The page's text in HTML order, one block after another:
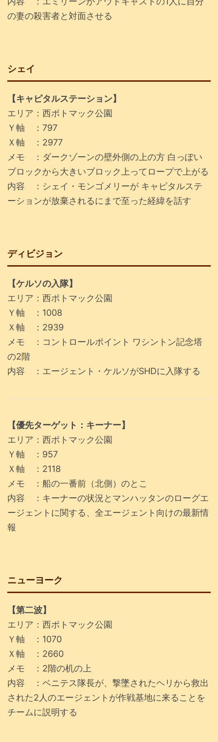
の妻の殺害者と対面させる
シェイ
【キャピタルステーション】
エリア：西ポトマック公園
Ｙ軸 ：797
Ｘ軸 ：2977
メモ ：ダークゾーンの壁外側の上の方 白っぽい
ブロックから大きいブロック上ってロープで上がる
内容 ：シェイ・モンゴメリーが キャピタルステ
ーションが放棄されるにまで至った経緯を話す
ディビジョン
【ケルソの入隊】
エリア：西ポトマック公園
Ｙ軸 ：1008
Ｘ軸 ：2939
メモ ：コントロールポイント ワシントン記念塔
の2階
内容 ：エージェント・ケルソがSHDに入隊する
【優先ターゲット：キーナー】
エリア：西ポトマック公園
Ｙ軸 ：957
Ｘ軸 ：2118
メモ ：船の一番前（北側）のとこ
内容 ：キーナーの状況とマンハッタンのローグエ
ージェントに関する、全エージェント向けの最新情
報
ニューヨーク
【第二波】
エリア：西ポトマック公園
Ｙ軸 ：1070
Ｘ軸 ：2660
メモ ：2階の机の上
内容 ：ベニテス隊長が、撃墜されたヘリから救出
された2人のエージェントが作戦基地に来ることを
チームに説明する